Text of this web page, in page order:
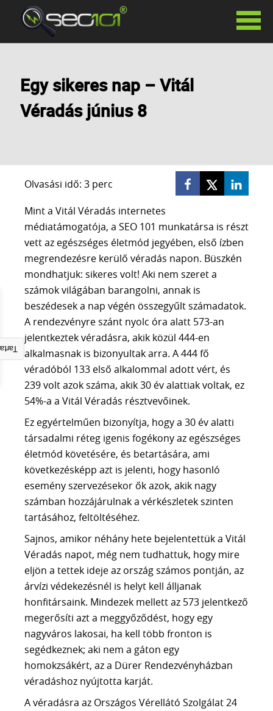
KERESŐOPTIMALIZÁLÁS
HAVIDÍJAS KERESŐOPTIMALIZÁLÁS
SIKERDÍJAS KERESŐOPTIMALIZÁLÁS
LINKÉPÍTÉS
GOOGLE ADS
SZÖVEGÍRÁS
WEBOLDAL KÉSZÍTÉS
WHITE LABEL SEO
AI VIDEÓ KÉSZÍTÉS
AI KERESÉSI LÁTHATÓSÁG ELEMZÉS
SEO ÜGYNÖKSÉG
Tudástár
MI A SEO
SZEMANTIKUS SEO
NLP és a SEO
TOPICAL AUTHORITY
AEO vs SEO
LLM ALAPJAI
SEO szótár
A CSAPAT
KAPCSOLAT
30 PERCES INGYENES TANÁCSADÁS
Egy sikeres nap – Vitál
Véradás június 8
Olvasási idő: 3 perc
Mint a Vitál Véradás internetes
médiatámogatója, a SEO 101 munkatársa is részt
vett az egészséges életmód jegyében, első ízben
megrendezésre kerülő véradás napon. Büszkén
mondhatjuk: sikeres volt! Aki nem szeret a
számok világában barangolni, annak is
beszédesek a nap végén összegyűlt számadatok.
A rendezvényre szánt nyolc óra alatt 573-an
jelentkeztek véradásra, akik közül 444-en
alkalmasnak is bizonyultak arra. A 444 fő
véradóból 133 első alkalommal adott vért, és
239 volt azok száma, akik 30 év alattiak voltak, ez
54%-a a Vitál Véradás résztvevőinek.
Ez egyértelműen bizonyítja, hogy a 30 év alatti
társadalmi réteg igenis fogékony az egészséges
életmód követésére, és betartására, ami
következésképp azt is jelenti, hogy hasonló
esemény szervezésekor ők azok, akik nagy
számban hozzájárulnak a vérkészletek szinten
tartásához, feltöltéséhez.
Sajnos, amikor néhány hete bejelentettük a Vitál
Véradás napot, még nem tudhattuk, hogy mire
eljön a tettek ideje az ország számos pontján, az
árvízi védekezésnél is helyt kell álljanak
honfitársaink. Mindezek mellett az 573 jelentkező
megerősíti azt a meggyőződést, hogy egy
nagyváros lakosai, ha kell több fronton is
segédkeznek; aki nem a gáton egy
homokzsákért, az a Dürer Rendezvényházban
véradáshoz nyújtotta karját.
A véradásra az Országos Vérellátó Szolgálat 24